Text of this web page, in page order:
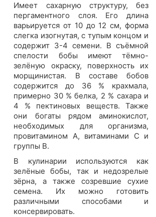
Имеет сахарную структуру, без
пергаментного слоя. Его длина
варьируется от 10 до 12 см, форма
слегка изогнутая, с тупым концом и
содержит 3-4 семени. В съёмной
спелости бобы имеют тёмно-
зелёную окраску, поверхность их
морщинистая. В составе бобов
содержится до 36 % крахмала,
примерно 30 % белка, 2 % сахара и
4 % пектиновых веществ. Также
они богаты рядом аминокислот,
необходимых для организма,
провитамином А, витаминами С и
группы В.
В кулинарии используются как
зелёные бобы, так и недозрелые
зёрна, а также созревшие сухие
семена. Их можно готовить
различными способами и
консервировать.